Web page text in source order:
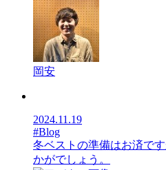
岡安
2024.11.19
#Blog
冬ベストの準備はお済で
かがでしょう。